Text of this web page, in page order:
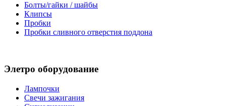
Болты/гайки / шайбы
Клипсы
Пробки
Пробки сливного отверстия поддона
Элетро оборудование
Лампочки
Свечи зажигания